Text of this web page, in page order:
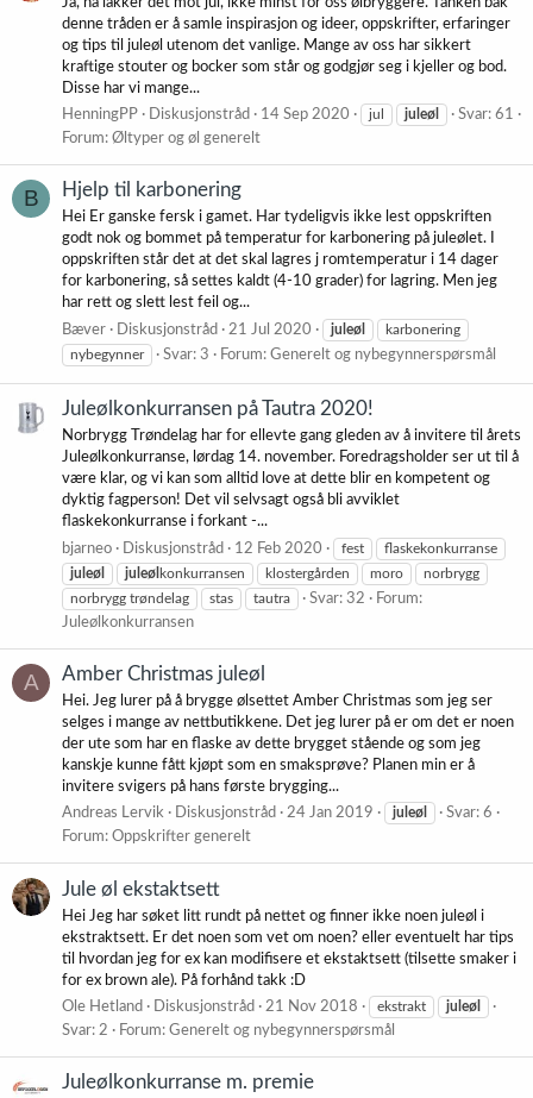
denne tråden er å samle inspirasjon og ideer, oppskrifter, erfaringer
og tips til juleøl utenom det vanlige. Mange av oss har sikkert
kraftige stouter og bocker som står og godgjør seg i kjeller og bod.
Disse har vi mange...
HenningPP
Diskusjonstråd 14 Sep 2020 jul juleøl
Svar: 61
Forum: Øltyper og øl generelt
B Hjelp til karbonering
Hei Er ganske fersk i gamet. Har tydeligvis ikke lest oppskriften
godt nok og bommet på temperatur for karbonering på juleølet. I
oppskriften står det at det skal lagres j romtemperatur i 14 dager
for karbonering, så settes kaldt (4-10 grader) for lagring. Men jeg
har rett og slett lest feil og...
Bæver
Diskusjonstråd 21 Jul 2020 juleøl
karbonering
nybegynner
Svar: 3 Forum: Generelt og nybegynnerspørsmål
Juleølkonkurransen på Tautra 2020!
Norbrygg Trøndelag har for ellevte gang gleden av å invitere til årets
Juleølkonkurranse, lørdag 14. november. Foredragsholder ser ut til å
være klar, og vi kan som alltid love at dette blir en kompetent og
dyktig fagperson! Det vil selvsagt også bli avviklet
flaskekonkurranse i forkant -...
bjarneo
Diskusjonstråd 12 Feb 2020 fest
flaskekonkurranse
juleøl
juleøl konkurransen klostergården moro
norbrygg
norbrygg trøndelag
stas tautra Svar: 32
Forum:
Juleølkonkurransen
A Amber Christmas juleøl
Hei. Jeg lurer på å brygge ølsettet Amber Christmas som jeg ser
selges i mange av nettbutikkene. Det jeg lurer på er om det er noen
der ute som har en flaske av dette brygget stående og som jeg
kanskje kunne fått kjøpt som en smaksprøve? Planen min er å
invitere svigers på hans første brygging...
Andreas Lervik
Diskusjonstråd 24 Jan 2019 juleøl
Svar: 6
Forum: Oppskrifter generelt
Jule øl ekstaktsett
Hei Jeg har søket litt rundt på nettet og finner ikke noen juleøl i
ekstraktsett. Er det noen som vet om noen? eller eventuelt har tips
til hvordan jeg for ex kan modifisere et ekstaktsett (tilsette smaker i
for ex brown ale). På forhånd takk :D
Ole Hetland
Diskusjonstråd 21 Nov 2018 ekstrakt juleøl
Svar: 2 Forum: Generelt og nybegynnerspørsmål
Juleølkonkurranse m. premie